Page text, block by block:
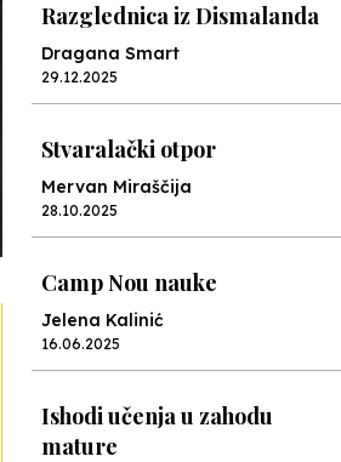
Razglednica iz Dismalanda
Dragana Smart
29.12.2025
Stvaralački otpor
Mervan Miraščija
28.10.2025
Camp Nou nauke
Jelena Kalinić
16.06.2025
Ishodi učenja u zahodu
mature